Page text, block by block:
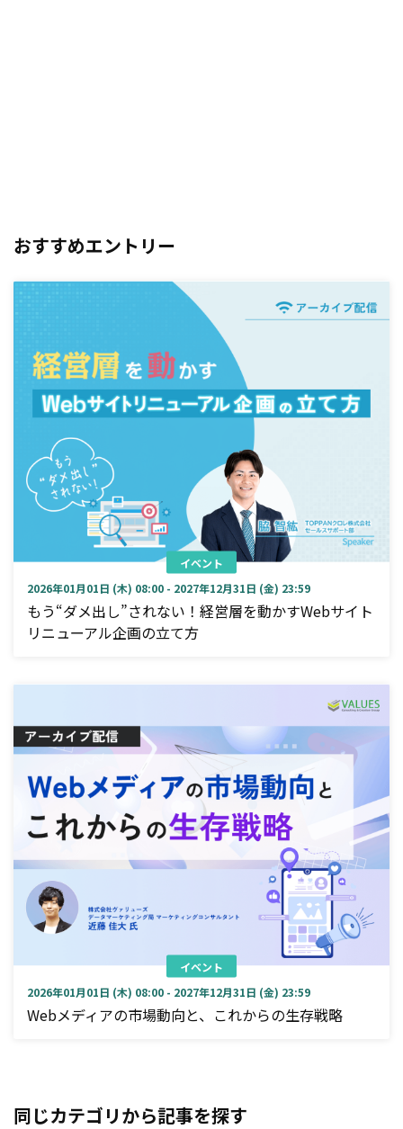
おすすめエントリー
イベント
2026年01月01日 (木) 08:00 - 2027年12月31日 (金) 23:59
もう“ダメ出し”されない！経営層を動かすWebサイト
リニューアル企画の立て方
イベント
2026年01月01日 (木) 08:00 - 2027年12月31日 (金) 23:59
Webメディアの市場動向と、これからの生存戦略
同じカテゴリから記事を探す